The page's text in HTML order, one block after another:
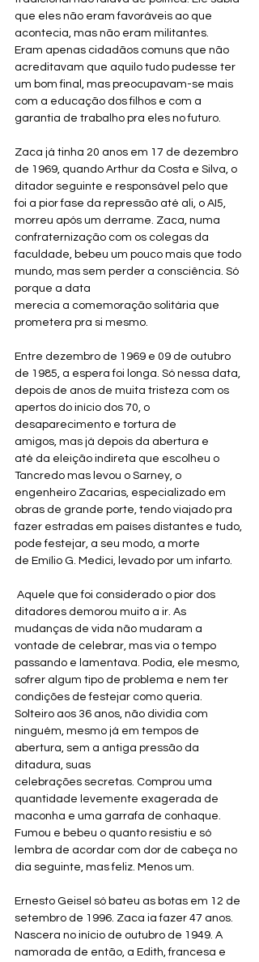
que eles não eram favoráveis ao que
acontecia, mas não eram militantes.
Eram apenas cidadãos comuns que não
acreditavam que aquilo tudo pudesse ter
um bom final, mas preocupavam-se mais
com a educação dos filhos e com a
garantia de trabalho pra eles no futuro.
Zaca já tinha 20 anos em 17 de dezembro
de 1969, quando Arthur da Costa e Silva, o
ditador seguinte e responsável pelo que
foi a pior fase da repressão até ali, o AI5,
morreu após um derrame. Zaca, numa
confraternização com os colegas da
faculdade, bebeu um pouco mais que todo
mundo, mas sem perder a consciência. Só
porque a data
merecia a comemoração solitária que
prometera pra si mesmo.
Entre dezembro de 1969 e 09 de outubro
de 1985, a espera foi longa. Só nessa data,
depois de anos de muita tristeza com os
apertos do início dos 70, o
desaparecimento e tortura de
amigos, mas já depois da abertura e
até da eleição indireta que escolheu o
Tancredo mas levou o Sarney, o
engenheiro Zacarias, especializado em
obras de grande porte, tendo viajado pra
fazer estradas em países distantes e tudo,
pode festejar, a seu modo, a morte
de Emílio G. Medici, levado por um infarto.
Aquele que foi considerado o pior dos
ditadores demorou muito a ir. As
mudanças de vida não mudaram a
vontade de celebrar, mas via o tempo
passando e lamentava. Podia, ele mesmo,
sofrer algum tipo de problema e nem ter
condições de festejar como queria.
Solteiro aos 36 anos, não dividia com
ninguém, mesmo já em tempos de
abertura, sem a antiga pressão da
ditadura, suas
celebrações secretas. Comprou uma
quantidade levemente exagerada de
maconha e uma garrafa de conhaque.
Fumou e bebeu o quanto resistiu e só
lembra de acordar com dor de cabeça no
dia seguinte, mas feliz. Menos um.
Ernesto Geisel só bateu as botas em 12 de
setembro de 1996. Zaca ia fazer 47 anos.
Nascera no início de outubro de 1949. A
namorada de então, a Edith, francesa e